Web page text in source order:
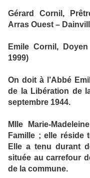
Gérard Cornil,
Arras Ouest –
Emile Cornil,
1999)
On doit à l’Abbé
de la Libération de
septembre 1944.
Mlle Marie-
Famille ; elle réside
Elle a tenu durant
située au carrefour
de la commune.